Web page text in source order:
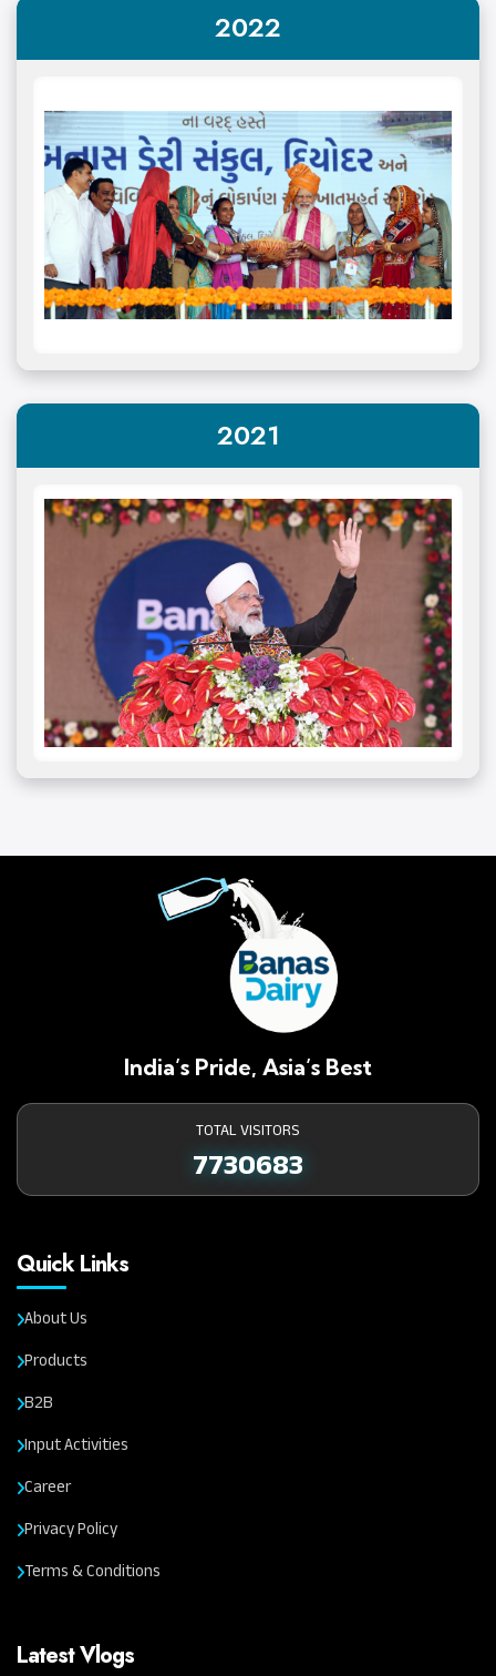
2022
2021
India’s Pride, Asia’s Best
TOTAL VISITORS
7730683
Quick Links
About Us
Products
B2B
Input Activities
Career
Privacy Policy
Terms & Conditions
Latest Vlogs